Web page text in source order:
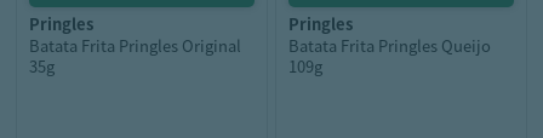
pringles
Batata Frita Pringles Original
35g
pringles
Batata Frita Pringles Queijo
109g